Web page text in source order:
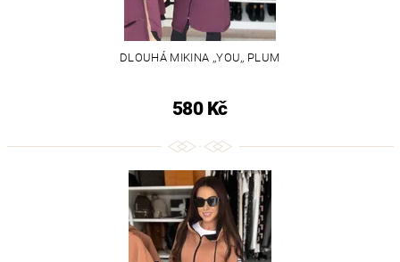
DLOUHÁ MIKINA ,,YOU,, PLUM
580 Kč